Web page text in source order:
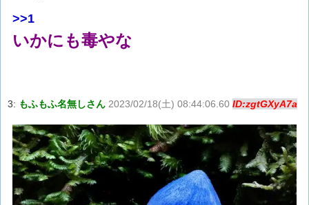
>>1
いかにも毒やな
3: もふもふ名無しさん 2023/02/18(土) 08:44:06.60 ID:zgtGXyA7a